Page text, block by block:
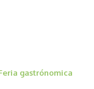
gastrónomica